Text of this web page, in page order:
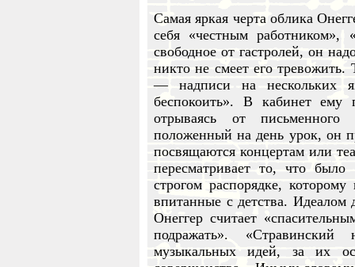
Самая яркая черта облика
себя «честным
свободное от гастролей, он
никто не смеет его
— надписи на нескольких
беспокоить». В кабинет ему
отрываясь от
положенный на день урок, он
посвящаются концертам или
пересматривает то, что
строгом распорядке,
впитанные с детства. Идеалом
Онеггер считает
подражать». «Стравинский
музыкальных идей, за их